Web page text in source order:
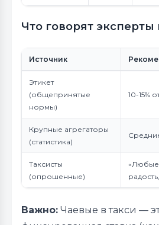
Что говорят эксперты
Источник
Этикет
(общепринятые
нормы)
10-15%
Крупные агрегаторы
(статистика)
Таксисты
(опрошенные)
«Любые
Важно: Чаевые в такси —